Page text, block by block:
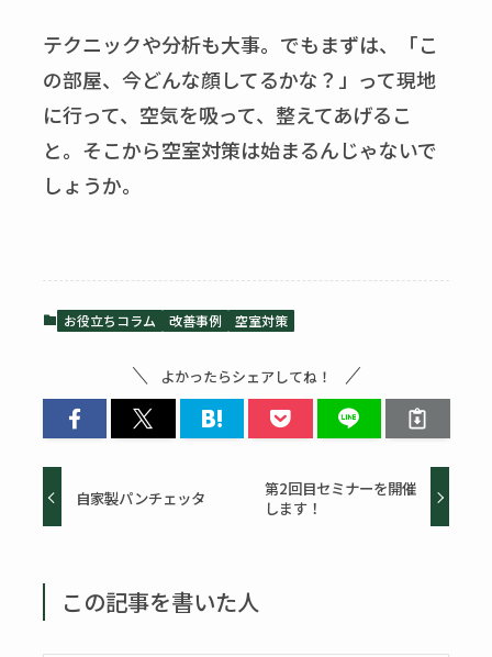
テクニックや分析も大事。でもまずは、「こ
の部屋、今どんな顔してるかな？」って現地
に行って、空気を吸って、整えてあげるこ
と。そこから空室対策は始まるんじゃないで
しょうか。
お役立ちコラム 改善事例 空室対策
よかったらシェアしてね！
自家製パンチェッタ
第2回目セミナーを開催
します！
この記事を書いた人